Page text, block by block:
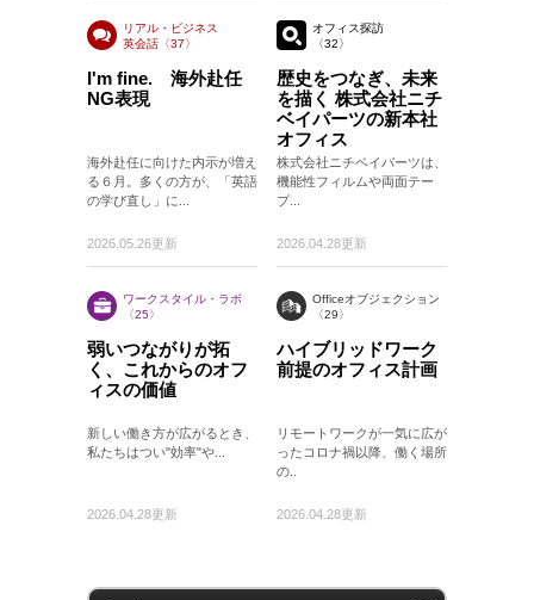
リアル・ビジネス
英会話〈37〉
I'm fine. 海外赴任
NG表現
海外赴任に向けた内示が増え
る６月。多くの方が、「英語
の学び直し」に...
2026.05.26更新
オフィス探訪
〈32〉
歴史をつなぎ、未来
を描く 株式会社ニチ
ベイパーツの新本社
オフィス
株式会社ニチベイパーツは、
機能性フィルムや両面テー
プ...
2026.04.28更新
ワークスタイル・ラボ
〈25〉
弱いつながりが拓
く、これからのオフ
ィスの価値
新しい働き方が広がるとき、
私たちはつい"効率"や...
2026.04.28更新
Officeオブジェクション
〈29〉
ハイブリッドワーク
前提のオフィス計画
リモートワークが一気に広が
ったコロナ禍以降、働く場所
の..
2026.04.28更新